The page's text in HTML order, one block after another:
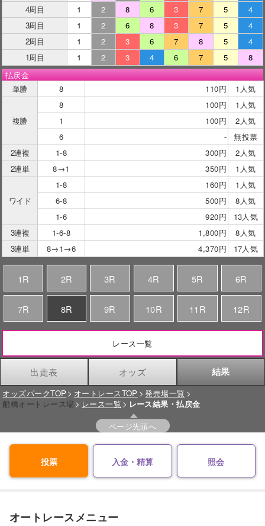
4周目
1 2 8 6 3 7 5
4
3周目
1 2 6 8 3 7 5
4
2周目
1 2 3 6 7 8 5
4
1周目
1 2 3 4 6 7 5
8
払戻金
単勝
8 110円 1人気
複勝
8 100円
1人気
1
100円
2人気
6
-
無投票
2連複
1-8 300円
2人気
2連単
8→1 350円 1人気
ワイド
1-8 160円
1人気
6-8
500円
8人気
1-6
920円
13人気
3連複
1-6-8 1,800円
8人気
3連単
8→1→6 4,370円 17人気
1R 2R 3R 4R 5R 6R
7R 8R 9R 10R 11R 12R
レース一覧
出走表 オッズ 結果
オッズパークTOP オートレースTOP
発売場一覧
船橋オートレース場
レース一覧
レース結果・払戻金
ページ先頭へ
投票 入金・精算 照会
オートレースメニュー